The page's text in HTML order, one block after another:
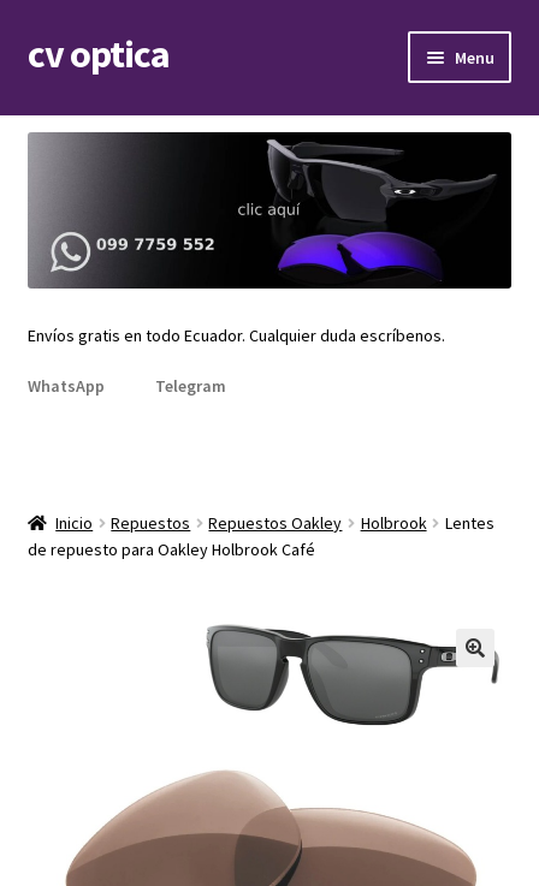
Skip
to
Skip
to
cv optica Menu
Armazones de lentes
child
menu
Expand
Repuestos
menu
Envíos gratis en todo Ecuador. Cualquier duda escríbenos.
WhatsApp Telegram
Inicio Repuestos Repuestos Oakley Holbrook
Lentes
de repuesto para Oakley Holbrook Café